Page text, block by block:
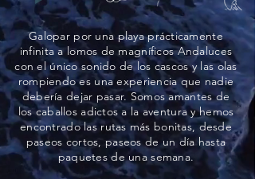
Galopar por una playa prácticamente
infinita a lomos de magníficos Andaluces
con el único sonido de los cascos y las olas
rompiendo es una experiencia que nadie
debería dejar pasar.Somos amantes de
los caballos adictos a la aventura y hemos
encontrado las rutas más bonitas, desde
paseos cortos, paseos de un día hasta
paquetes de una semana.